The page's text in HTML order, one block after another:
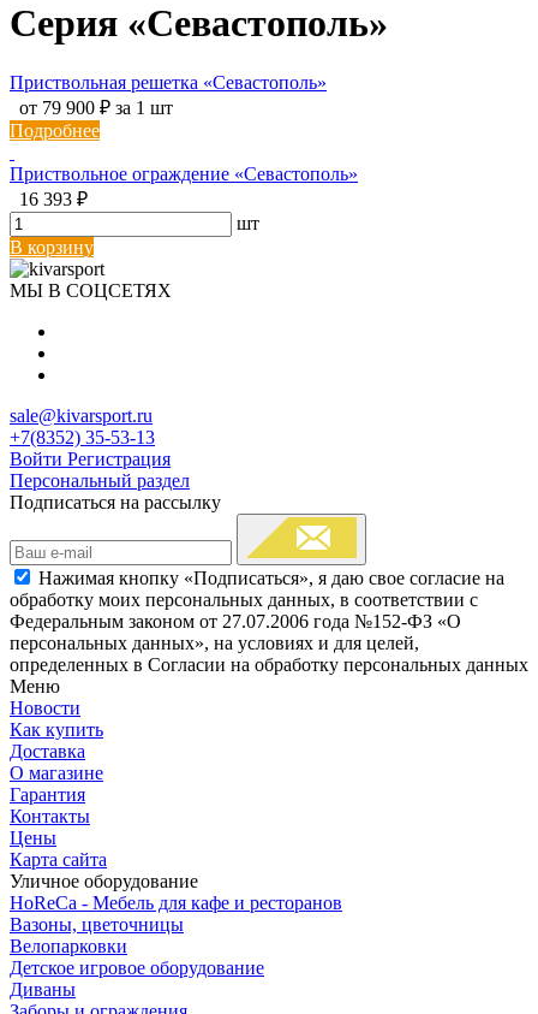
Серия «Севастополь»
Приствольная решетка «Севастополь»
от 79 900 ₽ за 1 шт
Подробнее
Приствольное ограждение «Севастополь»
16 393 ₽
шт
В корзину
МЫ В СОЦСЕТЯХ
sale@kivarsport.ru
+7(8352) 35-53-13
Войти Регистрация
Персональный раздел
Подписаться на рассылку
Нажимая кнопку «Подписаться», я даю свое согласие на
обработку моих персональных данных, в соответствии с
Федеральным законом от 27.07.2006 года №152-ФЗ «О
персональных данных», на условиях и для целей,
определенных в Согласии на обработку персональных данных
Меню
Новости
Как купить
Доставка
О магазине
Гарантия
Контакты
Цены
Карта сайта
Уличное оборудование
HoReCa - Мебель для кафе и ресторанов
Вазоны, цветочницы
Велопарковки
Детское игровое оборудование
Диваны